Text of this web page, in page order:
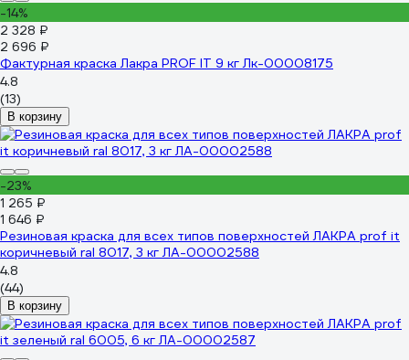
-14%
2 328 ₽
2 696 ₽
Фактурная краска Лакра PROF IT 9 кг Лк-00008175
4.8
(13)
В корзину
-23%
1 265 ₽
1 646 ₽
Резиновая краска для всех типов поверхностей ЛАКРА prof it
коричневый ral 8017, 3 кг ЛА-00002588
4.8
(44)
В корзину